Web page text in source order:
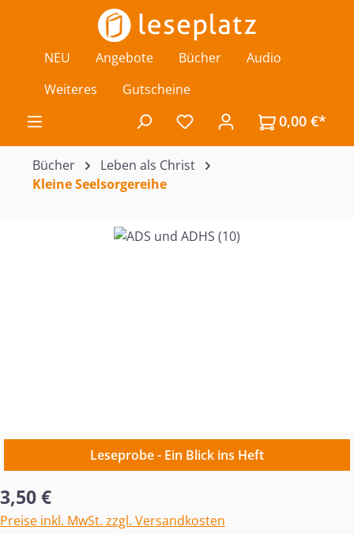
Zum Hauptinhalt springen
NEU Angebote Bücher
Audio
Weiteres
Gutscheine
Du hast 0 Produkte auf
0,00 €*
Bücher
Leben als Christ
Kleine Seelsorgereihe
Bildergalerie überspringen
Leseprobe - Ein Blick ins Heft
Regulärer Preis:
3,50 €
Preise inkl. MwSt. zzgl. Versandkosten